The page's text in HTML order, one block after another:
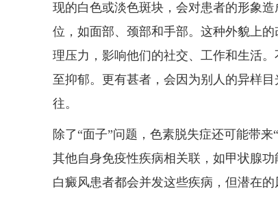
现的白色或淡色斑块，会对患者的形象
位，如面部、颈部和手部。这种外貌上
理压力，影响他们的社交、工作和生活
至抑郁。更有甚者，会因为别人的异样
往。
除了“面子”问题，色素脱失症还可能带
其他自身免疫性疾病相关联，如甲状腺
白癜风患者都会并发这些疾病，但潜在